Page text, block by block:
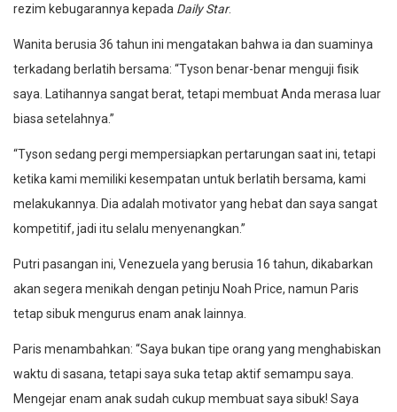
rezim kebugarannya kepada Daily Star.
Wanita berusia 36 tahun ini mengatakan bahwa ia dan suaminya
terkadang berlatih bersama: “Tyson benar-benar menguji fisik
saya. Latihannya sangat berat, tetapi membuat Anda merasa luar
biasa setelahnya.”
“Tyson sedang pergi mempersiapkan pertarungan saat ini, tetapi
ketika kami memiliki kesempatan untuk berlatih bersama, kami
melakukannya. Dia adalah motivator yang hebat dan saya sangat
kompetitif, jadi itu selalu menyenangkan.”
Putri pasangan ini, Venezuela yang berusia 16 tahun, dikabarkan
akan segera menikah dengan petinju Noah Price, namun Paris
tetap sibuk mengurus enam anak lainnya.
Paris menambahkan: “Saya bukan tipe orang yang menghabiskan
waktu di sasana, tetapi saya suka tetap aktif semampu saya.
Mengejar enam anak sudah cukup membuat saya sibuk! Saya